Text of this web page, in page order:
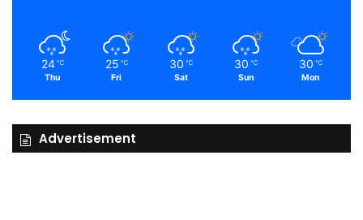
24 ℃
Thu
25 ℃
Fri
30 ℃
Sat
30 ℃
Sun
30 ℃
Mon
Advertisement